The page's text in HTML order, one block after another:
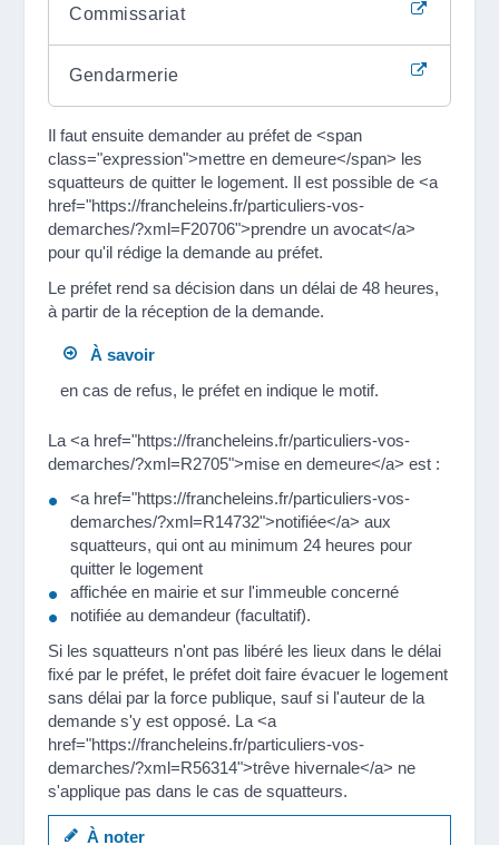
Commissariat
Gendarmerie
Il faut ensuite demander au préfet de <span
class="expression">mettre en demeure</span> les
squatteurs de quitter le logement. Il est possible de <a
href="https://francheleins.fr/particuliers-vos-
demarches/?xml=F20706">prendre un avocat</a>
pour qu'il rédige la demande au préfet.
Le préfet rend sa décision dans un délai de 48 heures,
à partir de la réception de la demande.
À savoir
en cas de refus, le préfet en indique le motif.
La <a href="https://francheleins.fr/particuliers-vos-
demarches/?xml=R2705">mise en demeure</a> est :
<a href="https://francheleins.fr/particuliers-vos-
demarches/?xml=R14732">notifiée</a> aux
squatteurs, qui ont au minimum 24 heures pour
quitter le logement
affichée en mairie et sur l'immeuble concerné
notifiée au demandeur (facultatif).
Si les squatteurs n'ont pas libéré les lieux dans le délai
fixé par le préfet, le préfet doit faire évacuer le logement
sans délai par la force publique, sauf si l'auteur de la
demande s'y est opposé. La <a
href="https://francheleins.fr/particuliers-vos-
demarches/?xml=R56314">trêve hivernale</a> ne
s'applique pas dans le cas de squatteurs.
À noter